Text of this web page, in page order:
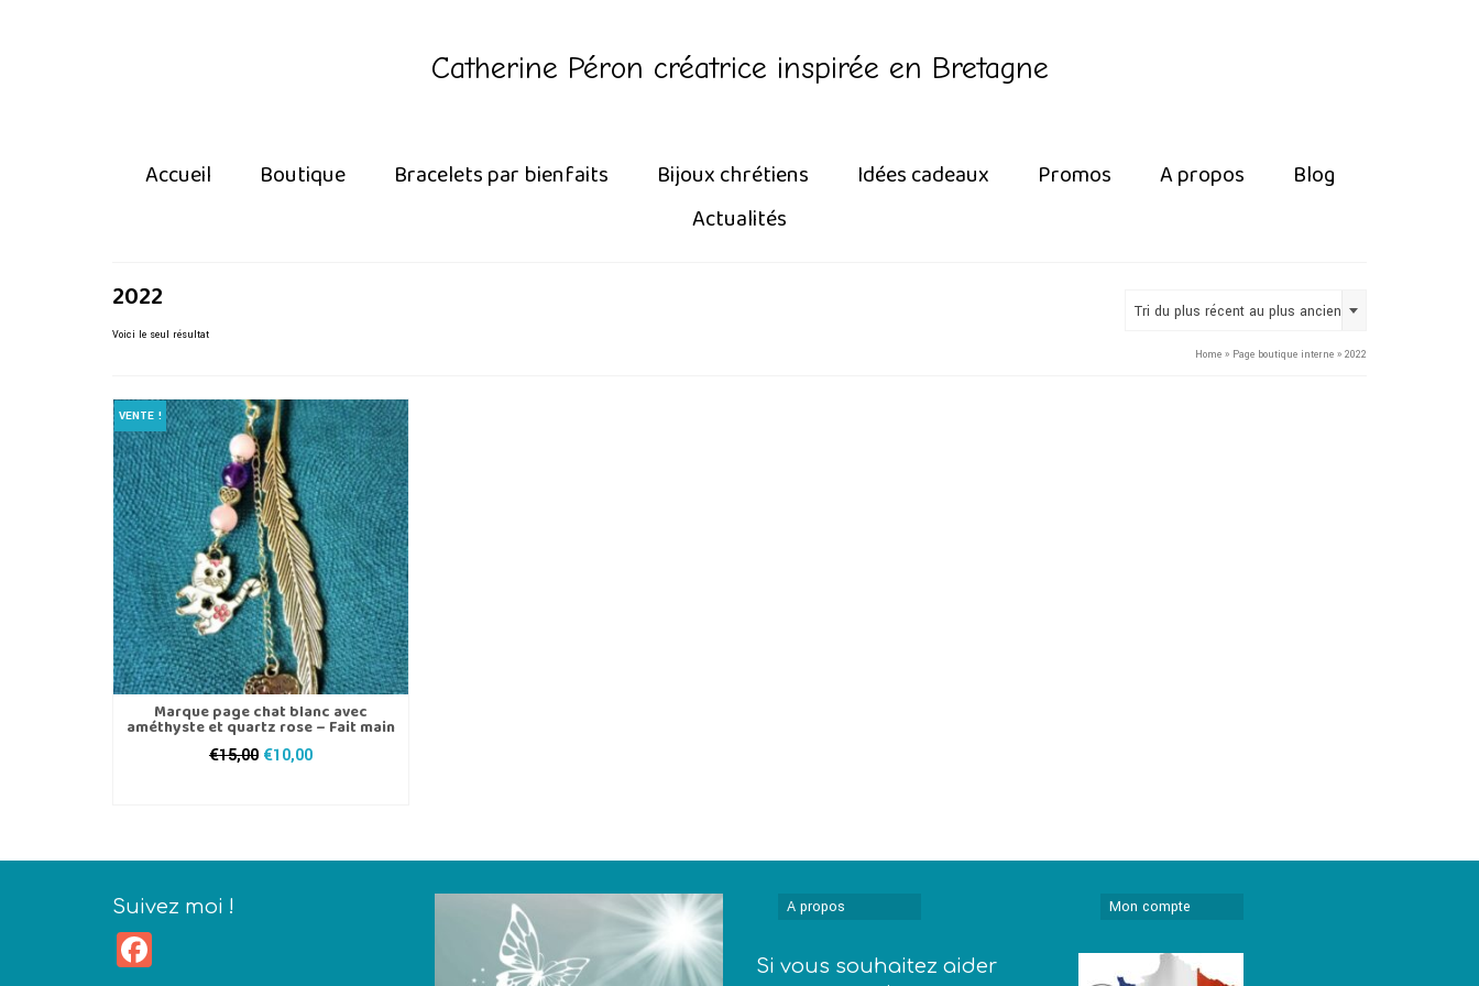
Catherine Péron créatrice inspirée en Bretagne
Accueil Boutique Bracelets par bienfaits Bijoux chrétiens Idées cadeaux Promos A propos
Blog
Actualités
2022
Voici le seul résultat
Tri du plus récent au plus ancien
Home » Page boutique interne » 2022
VENTE !
Marque page chat blanc avec
améthyste et quartz rose – Fait main
€15,00 Le
€10,00Le
Suivez moi ! A propos
Si vous souhaitez aider
Mon compte